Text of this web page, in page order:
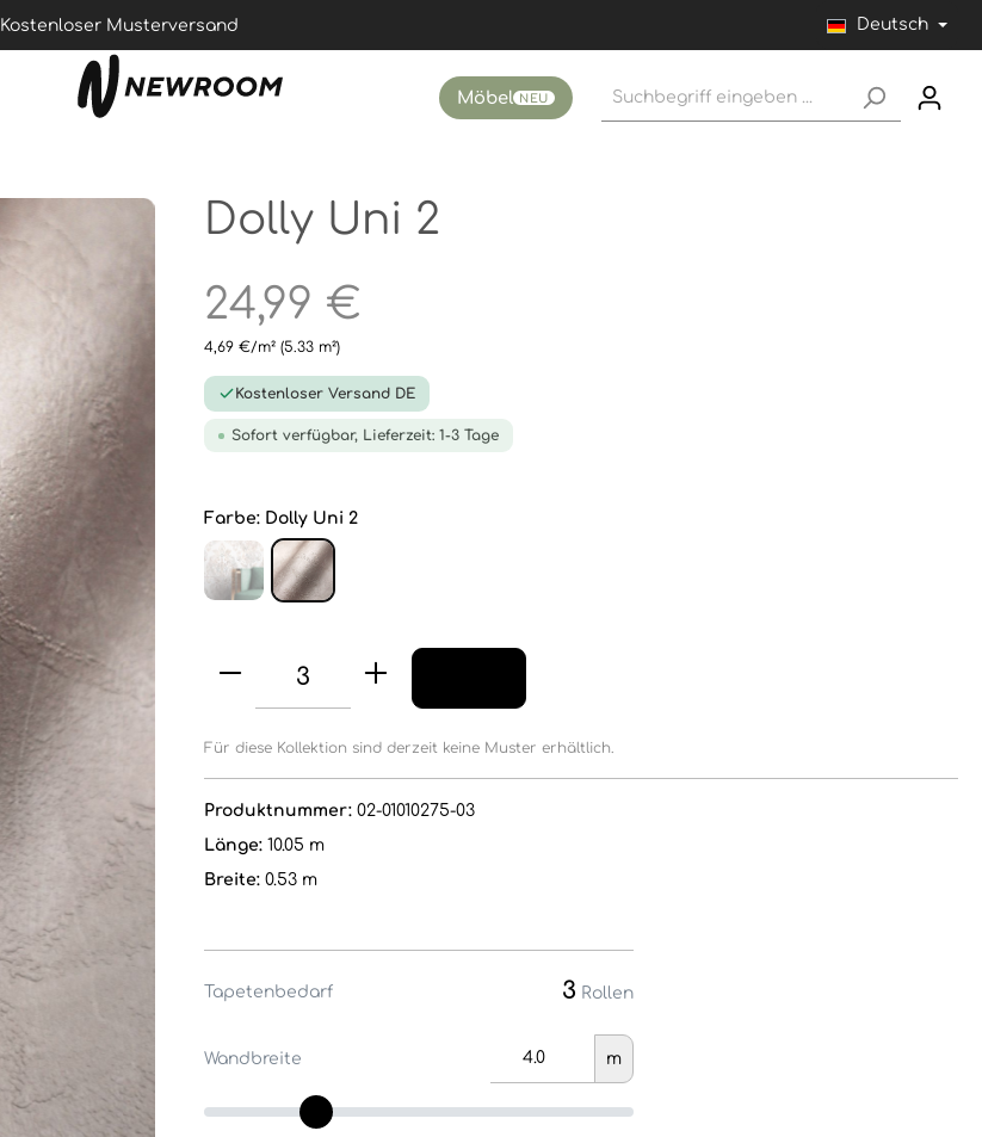
Kostenloser Musterversand Deutsch
Möbel NEU
Dolly Uni 2
24,99 €
4,69 €/m² (5.33 m²)
Kostenloser Versand DE
Sofort verfügbar, Lieferzeit: 1-3 Tage
Farbe: Dolly Uni 2
Für diese Kollektion sind derzeit keine Muster erhältlich.
Produktnummer: 02-01010275-03
Länge: 10.05 m
Breite: 0.53 m
Tapetenbedarf 3 Rollen
Wandbreite m